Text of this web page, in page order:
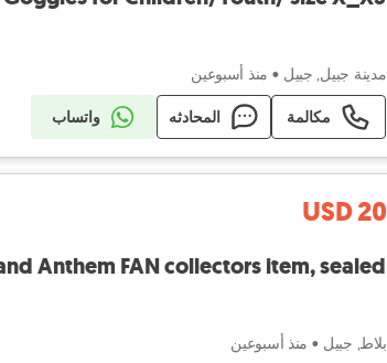
مدينة جبيل, جبيل • منذ أسبوعين
مكالمة المحادثه واتساب
USD 20
Anthem FAN collectors item, sealed
بلاط, جبيل • منذ أسبوعين